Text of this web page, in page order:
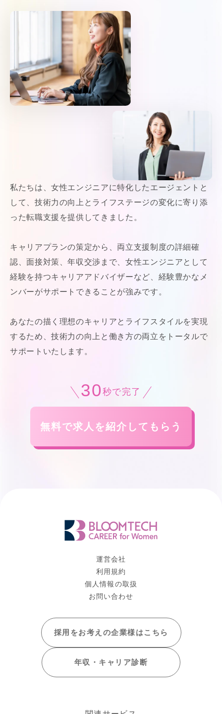
私たちは、女性エンジニアに特化したエージェントと
して、技術力の向上とライフステージの変化に寄り添
った転職支援を提供してきました。
キャリアプランの策定から、両立支援制度の詳細確
認、面接対策、年収交渉まで、女性エンジニアとして
経験を持つキャリアアドバイザーなど、経験豊かなメ
ンバーがサポートできることが強みです。
あなたの描く理想のキャリアとライフスタイルを実現
するため、技術力の向上と働き方の両立をトータルで
サポートいたします。
30 秒で完了
無料で求人を紹介してもらう
運営会社
利用規約
個人情報の取扱
お問い合わせ
採用をお考えの企業様はこちら
年収・キャリア診断